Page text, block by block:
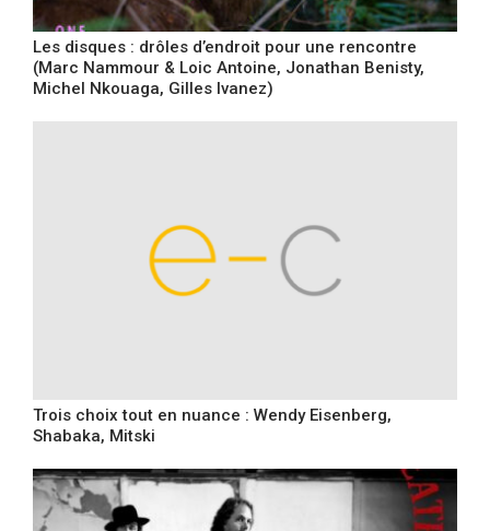
Les disques : drôles d’endroit pour une rencontre
(Marc Nammour & Loic Antoine, Jonathan Benisty,
Michel Nkouaga, Gilles Ivanez)
Trois choix tout en nuance : Wendy Eisenberg,
Shabaka, Mitski